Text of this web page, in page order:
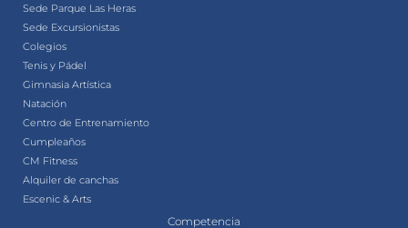
Sede Parque Las Heras
Sede Excursionistas
Colegios
Tenis y Pádel
Gimnasia Artística
Natación
Centro de Entrenamiento
Cumpleaños
CM Fitness
Alquiler de canchas
Escenic & Arts
Competencia